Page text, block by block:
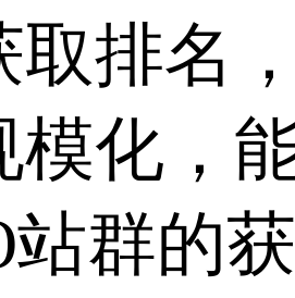
取排名
模化，
站群的